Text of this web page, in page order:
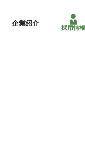
企業紹介
採用情報